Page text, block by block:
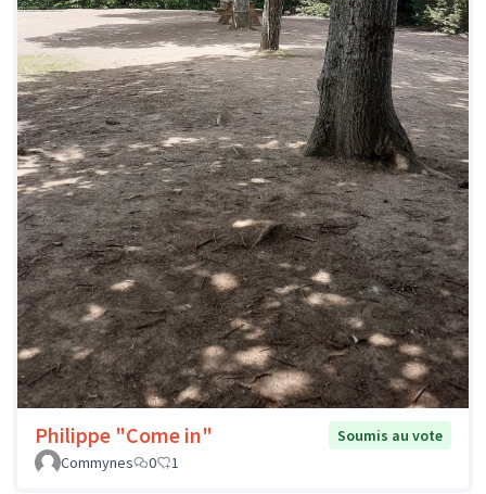
Philippe "Come in"
Soumis au vote
Commynes
0 1